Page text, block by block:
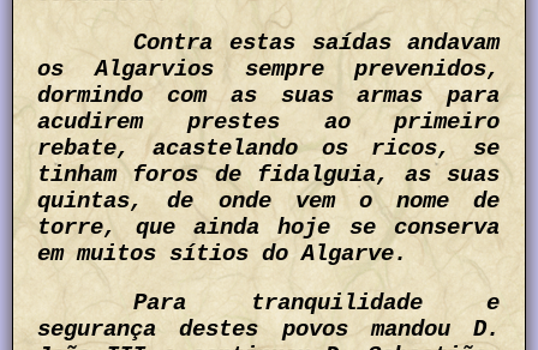
Contra estas saídas andavam
os Algarvios sempre prevenidos,
dormindo com as suas armas para
acudirem prestes ao primeiro
rebate, acastelando os ricos, se
tinham foros de fidalguia, as suas
quintas, de onde vem o nome de
torre, que ainda hoje se conserva
em muitos sítios do Algarve.
Para tranquilidade e
segurança destes povos mandou D.